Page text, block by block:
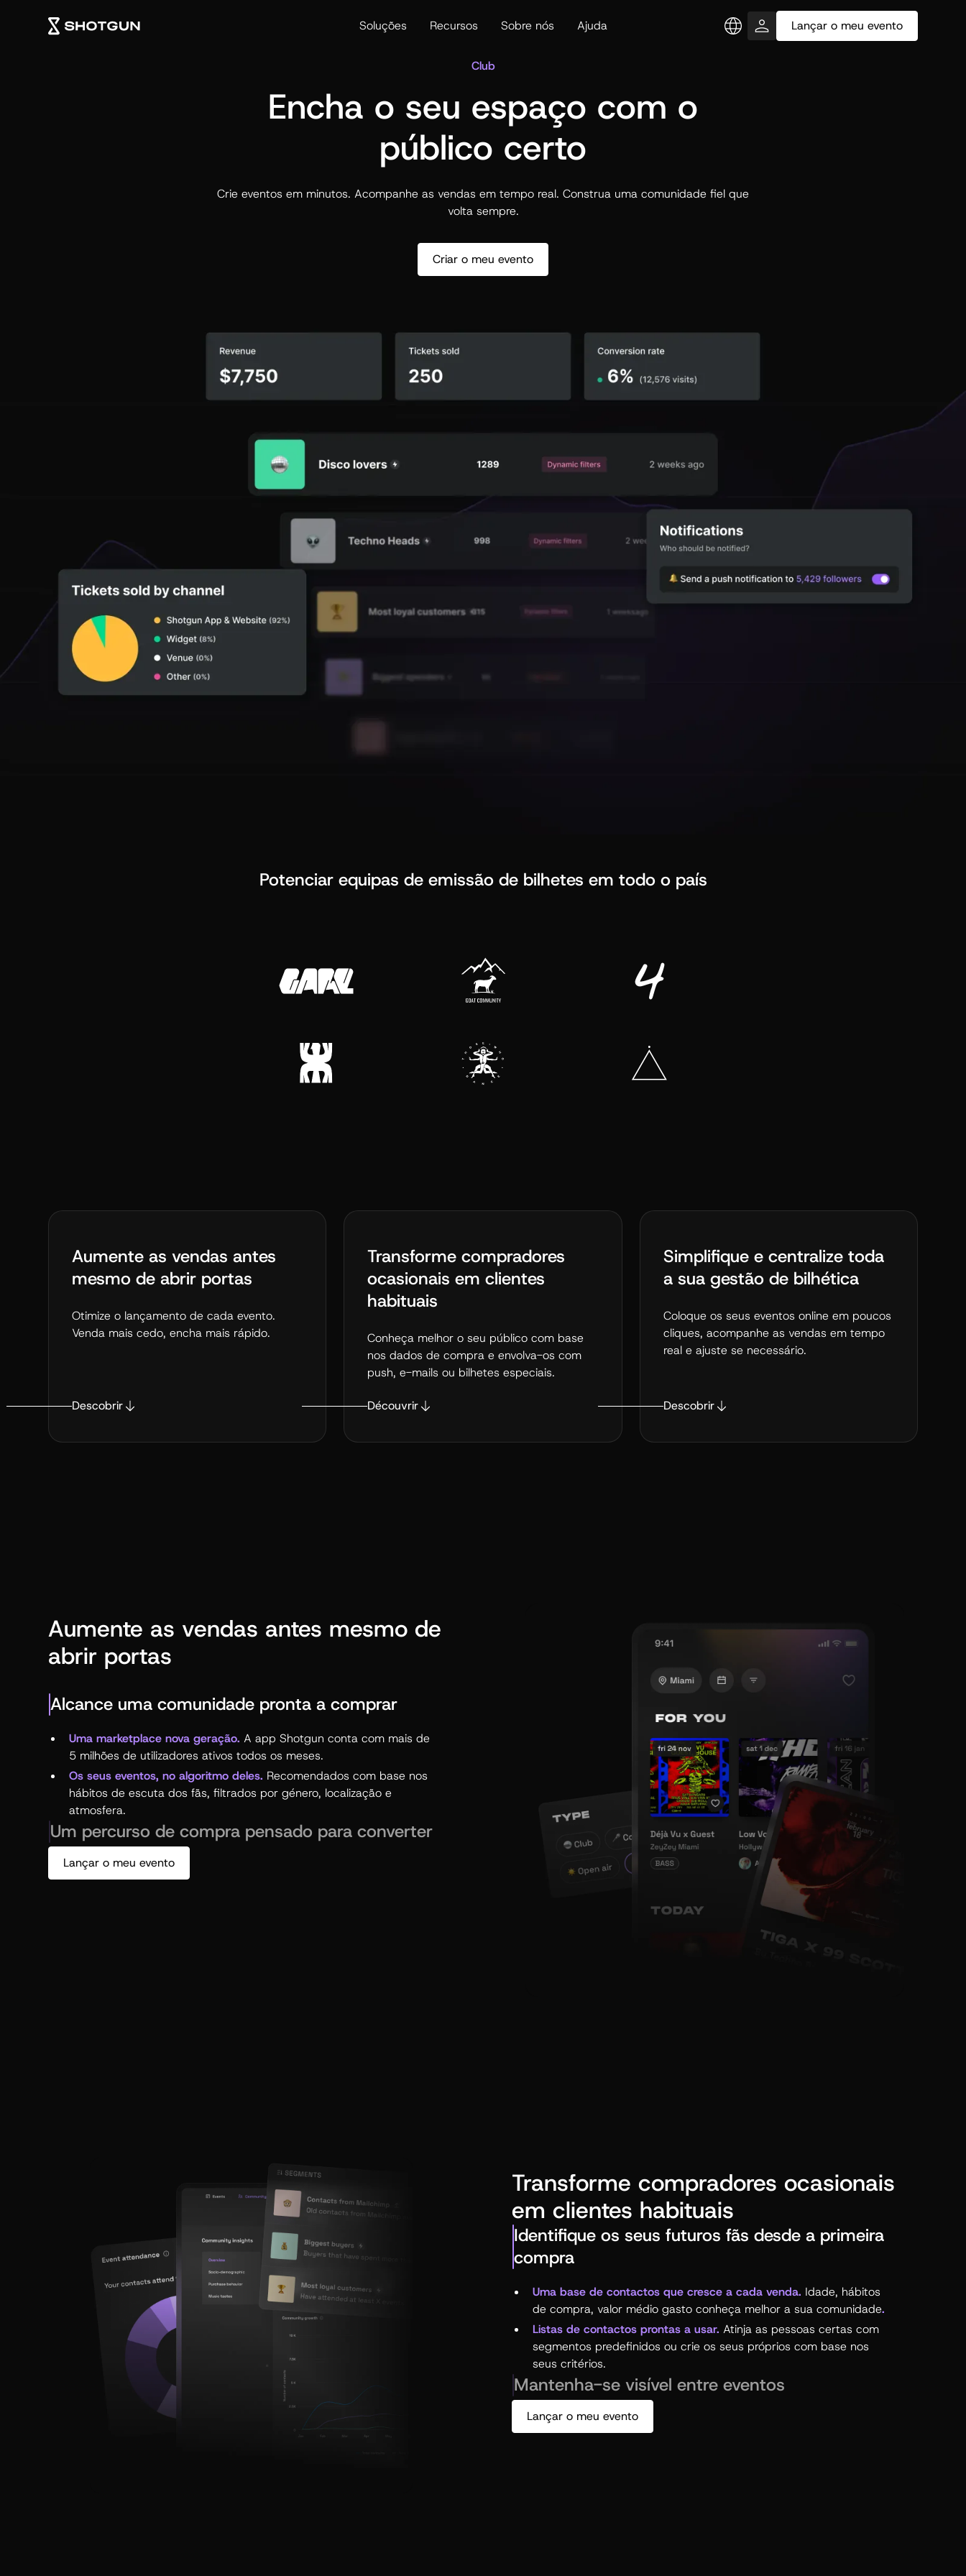
Soluções Recursos Sobre nós Ajuda Lançar o meu evento
Club
Encha o seu espaço com o
público certo
Crie eventos em minutos. Acompanhe as vendas em tempo real. Construa uma comunidade fiel que
volta sempre.
Criar o meu evento
Potenciar equipas de emissão de bilhetes em todo o país
Aumente as vendas antes
mesmo de abrir portas
Otimize o lançamento de cada evento.
Venda mais cedo, encha mais rápido.
Descobrir
Transforme compradores
ocasionais em clientes
habituais
Conheça melhor o seu público com base
nos dados de compra e envolva-os com
push, e-mails ou bilhetes especiais.
Découvrir
Simplifique e centralize toda
a sua gestão de bilhética
Coloque os seus eventos online em poucos
cliques, acompanhe as vendas em tempo
real e ajuste se necessário.
Descobrir
Aumente as vendas antes mesmo de
abrir portas
Alcance uma comunidade pronta a comprar
Uma marketplace nova geração. A app Shotgun conta com mais de
5 milhões de utilizadores ativos todos os meses.
Os seus eventos, no algoritmo deles. Recomendados com base nos
hábitos de escuta dos fãs, filtrados por género, localização e
atmosfera.
Um percurso de compra pensado para converter
Revenda e transferência integradas.
seguros compram sem hesitar.
Lançar o meu evento
Transforme compradores ocasionais
em clientes habituais
Identifique os seus futuros fãs desde a primeira
compra
Uma base de contactos que cresce a cada venda. Idade, hábitos
de compra, valor médio gasto conheça melhor a sua comunidade.
Listas de contactos prontas a usar. Atinja as pessoas certas com
segmentos predefinidos ou crie os seus próprios com base nos
seus critérios.
Mantenha-se visível entre eventos
Crie uma página que reúne todos os seus eventos.
a sua identidade, que os fãs podem seguir e partilhar facilmente.
Lançar o meu evento